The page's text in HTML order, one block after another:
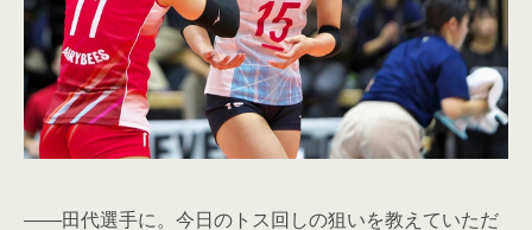
――田代選手に。今日のトス回しの狙いを教えていただ